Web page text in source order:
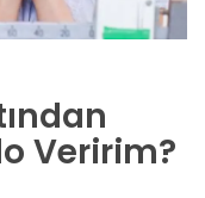
Veririm?